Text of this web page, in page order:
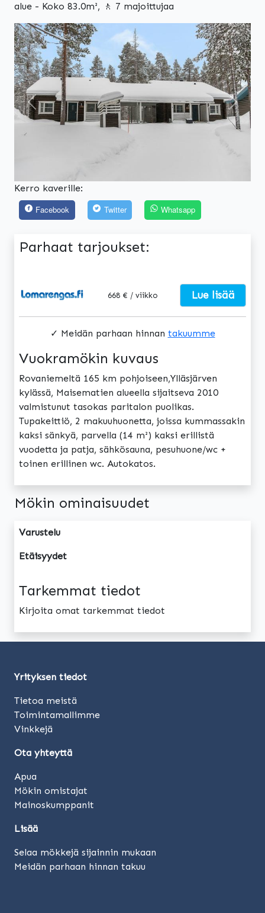
alue - Koko 83.0m², 🚶 7 majoittujaa
Edellinen
Kerro kaverille:
Facebook
Twitter Whatsapp
Parhaat tarjoukset:
668 € / viikko Lue lisää
✓ Meidän parhaan hinnan takuumme
Vuokramökin kuvaus
Rovaniemeltä 165 km pohjoiseen,Ylläsjärven
kylässä, Maisematien alueella sijaitseva 2010
valmistunut tasokas paritalon puolikas.
Tupakeittiö, 2 makuuhuonetta, joissa kummassakin
kaksi sänkyä, parvella (14 m²) kaksi erillistä
vuodetta ja patja, sähkösauna, pesuhuone/wc +
toinen erillinen wc. Autokatos.
Mökin ominaisuudet
Varustelu
Etäisyydet
Tarkemmat tiedot
Kirjoita omat tarkemmat tiedot
Yrityksen tiedot
Tietoa meistä
Toimintamallimme
Vinkkejä
Ota yhteyttä
Apua
Mökin omistajat
Mainoskumppanit
Lisää
Selaa mökkejä sijainnin mukaan
Meidän parhaan hinnan takuu